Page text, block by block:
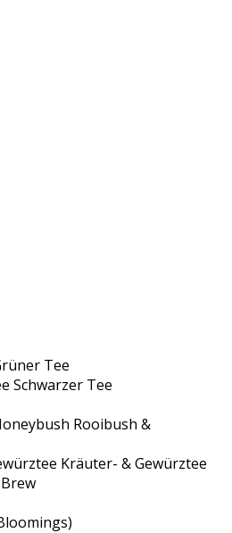
Tee
Schwarzer Tee
Rooibush &
Kräuter- & Gewürztee